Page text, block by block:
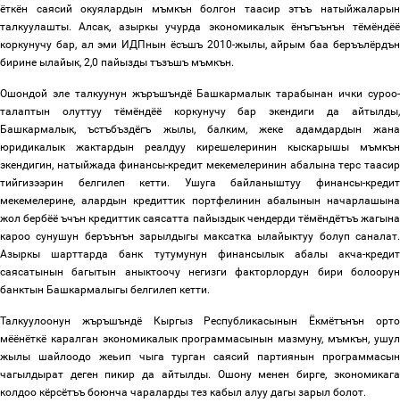
ёткён саясий окуялардын мъмкън болгон таасир этъъ натыйжаларын
талкуулашты. Алсак, азыркы учурда экономикалык ёнъгъънън тёмёндёё
коркунучу бар, ал эми ИДПнын ёсъшъ 2010-жылы, айрым баа беръълёрдън
бирине ылайык, 2,0 пайызды тъзъшъ мъмкън.
Ошондой эле талкуунун жъръшъндё Башкармалык тарабынан ички суроо-
талаптын олуттуу тёмёндёё
коркунучу бар экендиги да айтылды,
Башкармалык, ъстъбъздёгъ жылы, балким, жеке адамдардын жана
юридикалык жактардын реалдуу кирешелеринин кыскарышы мъмкън
экендигин, натыйжада финансы-кредит мекемелеринин абалына терс таасир
тийгизээрин белгилеп кетти. Ушуга байланыштуу финансы-кредит
мекемелерине,алардын кредиттик портфелинин абалынын начарлашына
жол бербёё ъчън кредиттик саясатта пайыздык чендерди тёмёндётъъ жагына
кароо сунушун беръънън зарылдыгы максатка ылайыктуу болуп саналат.
Азыркы шарттарда банк тутумунун финансылык абалы акча-кредит
саясатынын багытын аныктоочу негизги факторлордун бири болоорун
банктын Башкармалыгы белгилеп кетти.
Талкуулоонун жъръшъндё Кыргыз Республикасынын Ёкмётънън орто
мёёнёткё каралган экономикалык программасынын мазмуну, мъмкън, ушул
жылы шайлоодо жеьип чыга турган саясий партиянын программасын
чагылдырат деген пикир да айтылды. Ошону менен бирге, экономикага
колдоо кёрсётъъ боюнча чараларды тез кабыл алуу дагы зарыл болот.